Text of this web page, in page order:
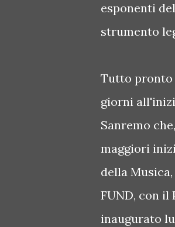
esponenti
strumento
Tutto pronto
giorni
Sanremo
maggiori
della
FUND, con il
inaugurato